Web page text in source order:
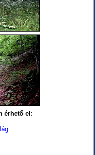
érhető el: